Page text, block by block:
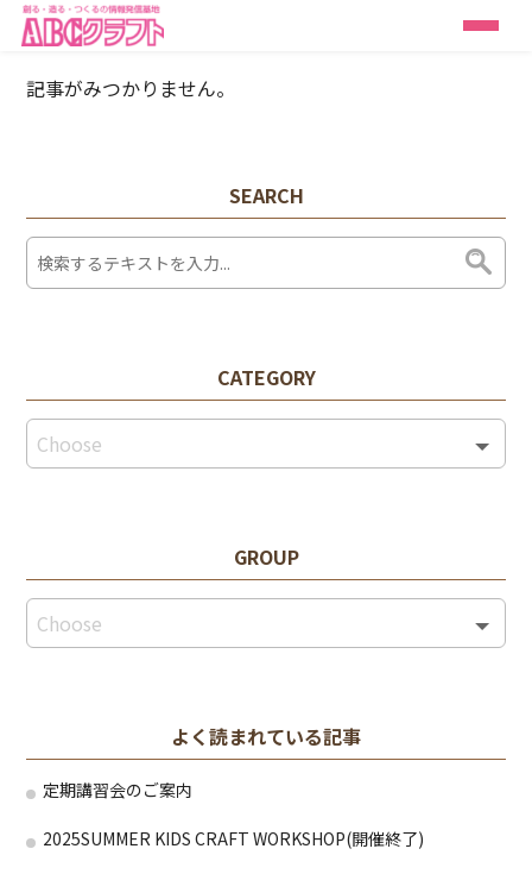
記事がみつかりません。
SEARCH
CATEGORY
GROUP
よく読まれている記事
定期講習会のご案内
2025SUMMER KIDS CRAFT WORKSHOP(開催終了)